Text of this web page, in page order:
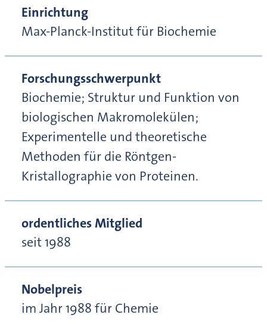
Einrichtung
Max-Planck-Institut für Biochemie
Forschungsschwerpunkt
Biochemie; Struktur und Funktion von
biologischen Makromolekülen;
Experimentelle und theoretische
Methoden für die Röntgen-
Kristallographie von Proteinen.
ordentliches Mitglied
seit 1988
Nobelpreis
im Jahr 1988 für Chemie